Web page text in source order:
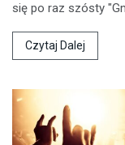
się po raz szósty
Czytaj Dalej